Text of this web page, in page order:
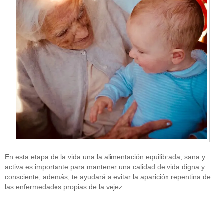
En esta etapa de la vida una la alimentación equilibrada, sana y
activa es importante para mantener una calidad de vida digna y
consciente; además, te ayudará a evitar la aparición repentina de
las enfermedades propias de la vejez.